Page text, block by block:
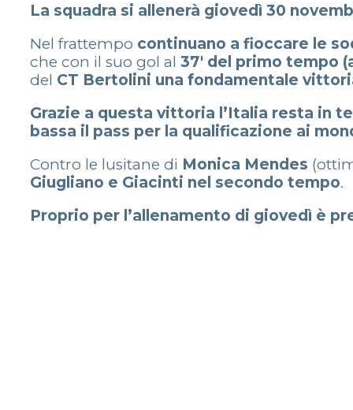
La squadra si allenerà giovedì 30
Nel frattempo continuano a fioccare le
che con il suo gol al 37′ del primo tempo
del CT Bertolini una fondamentale
Grazie a questa vittoria l’Italia resta in
bassa il pass per la qualificazione ai
Contro le lusitane di Monica Mendes
Giugliano e Giacinti nel secondo tempo.
Proprio per l’allenamento di giovedì è